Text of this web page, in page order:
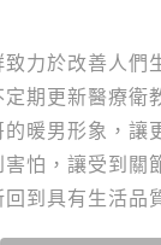
力於改善人們
定期更新醫療衛
暖男形象，讓
害怕，讓受到關
到具有生活品